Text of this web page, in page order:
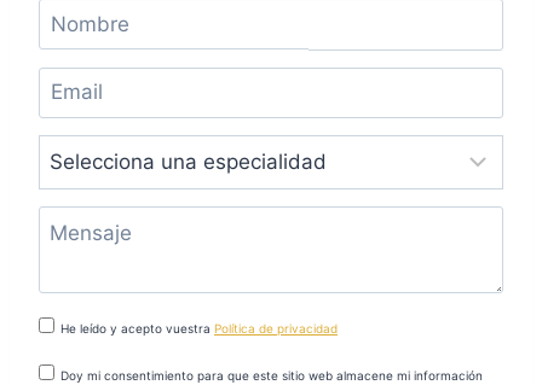
He leído y acepto vuestra Política de privacidad
Doy mi consentimiento para que este sitio web almacene mi información